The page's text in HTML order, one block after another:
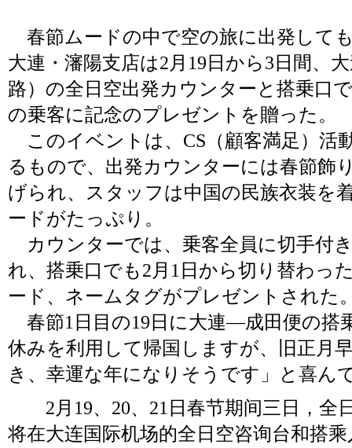
春節ムードの中で空の旅に出発して
大連・瀋陽支店は2月19日から3日間、
路）の全日空出発カウンターと搭乗口
の乗客に記念のプレゼントを贈った。
このイベントは、CS（顧客満足）活
るもので、出発カウンターには春節飾
げられ、スタッフは中国の民族衣装を
ードがたっぷり。
カウンターでは、乗客全員に切手付
れ、搭乗口でも2月1日から切り替わっ
ード、ネームタグがプレゼントされた
春節1日目の19日に大連―成田便の搭
休みを利用して帰国しますが、旧正月
き、幸運な年になりそうです」と喜ん
2月19、20、21日春节期间三日，全
将在大连国际机场的全日空咨询台和搭